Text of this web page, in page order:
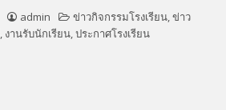
admin ข่าวกิจกรรมโรงเรียน,ข่าว
, งานรับนักเรียน,ประกาศโรงเรียน